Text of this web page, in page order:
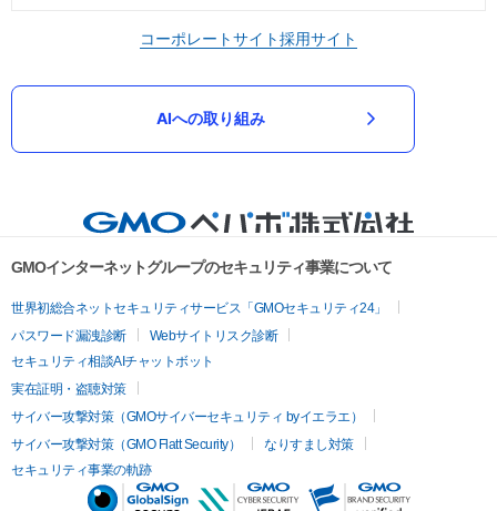
コーポレートサイト採用サイト
AIへの取り組み
GMOインターネットグループのセキュリティ事業について
世界初総合ネットセキュリティサービス「GMOセキュリティ24」
パスワード漏洩診断
Webサイトリスク診断
セキュリティ相談AIチャットボット
実在証明・盗聴対策
サイバー攻撃対策（GMOサイバーセキュリティ byイエラエ）
サイバー攻撃対策（GMO Flatt Security）
なりすまし対策
セキュリティ事業の軌跡